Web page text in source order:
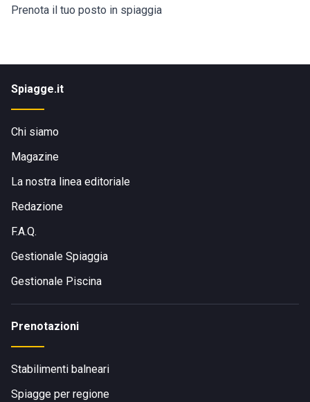
Prenota il tuo posto in spiaggia
Spiagge.it
Chi siamo
Magazine
La nostra linea editoriale
Redazione
F.A.Q.
Gestionale Spiaggia
Gestionale Piscina
Prenotazioni
Stabilimenti balneari
Spiagge per regione